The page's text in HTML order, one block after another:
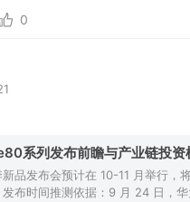
0
系列发布前瞻与产业链投资
品发布会预计在 10-11 月举行
布时间推测依据：9 月 24 日，